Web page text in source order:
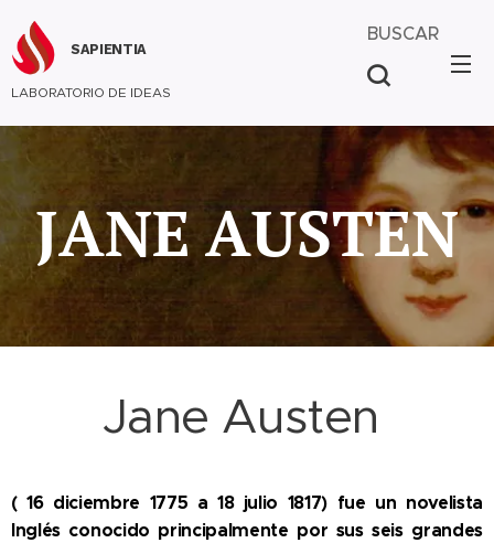
SAPIENTIA
LABORATORIO DE IDEAS
BUSCAR
JANE AUSTEN
Jane Austen
( 16 diciembre 1775 a 18 julio 1817) fue un novelista
Inglés conocido principalmente por sus seis grandes